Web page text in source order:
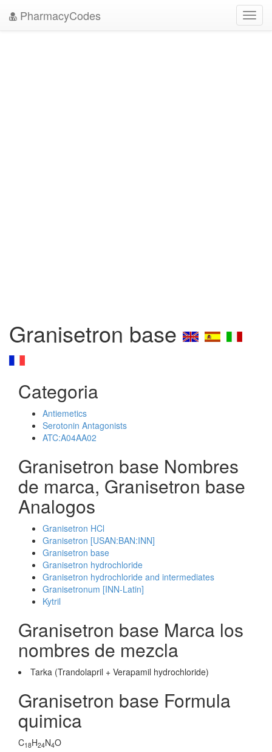
PharmacyCodes
Granisetron base
Categoria
Antiemetics
Serotonin Antagonists
ATC:A04AA02
Granisetron base Nombres
de marca, Granisetron base
Analogos
Granisetron HCl
Granisetron [USAN:BAN:INN]
Granisetron base
Granisetron hydrochloride
Granisetron hydrochloride and intermediates
Granisetronum [INN-Latin]
Kytril
Granisetron base Marca los
nombres de mezcla
Tarka (Trandolapril + Verapamil hydrochloride)
Granisetron base Formula
quimica
C18H24N4O